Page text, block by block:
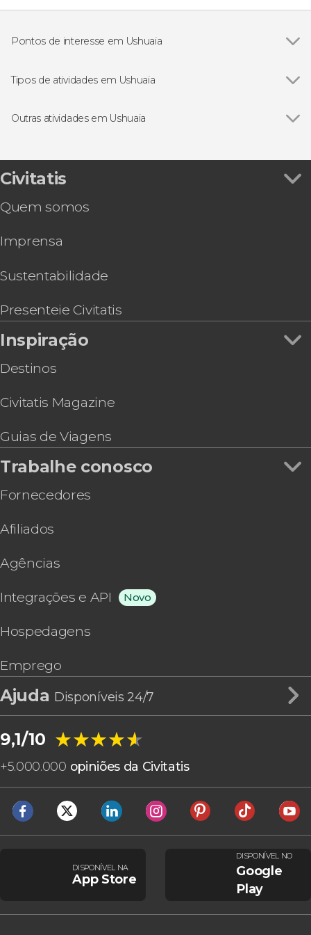
Pontos de interesse em Ushuaia
Tipos de atividades em Ushuaia
Passeios de helicóptero por Ushuaia
4x4
Trilhas em Ushuaia
Outras atividades em Ushuaia
Mundo
Aventura noturna de moto de neve, trenó e
Trilha na Laguna Esmeralda
Tierra Mayor
Trilha pelo glaciar Martial
Passeio de cavalo pelo lago Escondido
Trilha até o glaciar Ojo del Albino
Trilha ao entardecer pelo Monte Susana
Civitatis
Quem somos
Imprensa
Sustentabilidade
Presenteie Civitatis
Inspiração
Destinos
Civitatis Magazine
Guias de Viagens
Trabalhe conosco
Fornecedores
Afiliados
Agências
Integrações e API Novo
Hospedagens
Emprego
Ajuda Disponíveis 24/7
9,1/10 ★★★★★
★★★★★
+5.000.000 opiniões da Civitatis
DISPONÍVEL NA
App Store
DISPONÍVEL NO
Google
Play